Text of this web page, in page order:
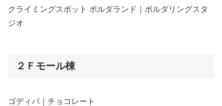
クライミングスポット ボルダランド｜ボルダリングスタ
ジオ
２Ｆモール棟
ゴディバ｜チョコレート